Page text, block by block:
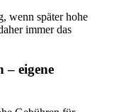
wenn später hohe
immer das
– eigene